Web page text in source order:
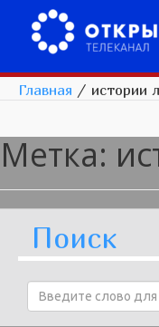
Главная / истории
Метка:
Поиск